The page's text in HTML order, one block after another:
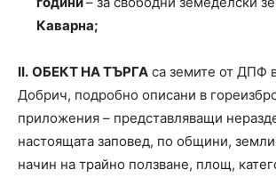
Каварна;
ІІ. ОБЕКТ НА ТЪРГА са земите от ДПФ
Добрич, подробно описани в
приложения – представляващи
настоящата заповед, по общини,
начин на трайно ползване, площ,